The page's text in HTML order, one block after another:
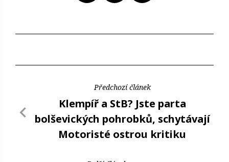
Předchozí článek
Klempíř a StB? Jste parta
bolševických pohrobků, schytávají
Motoristé ostrou kritiku